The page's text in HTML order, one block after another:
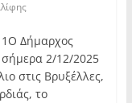
Δήμαρχος
2/12/2025
στις Βρυξέλλες,
το